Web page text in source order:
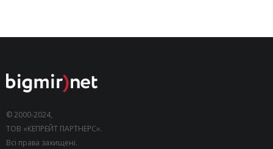
© 2000-2024,
ТОВ «КЕПРЕЙТ ПАРТНЕРС».
Всі права захищені.